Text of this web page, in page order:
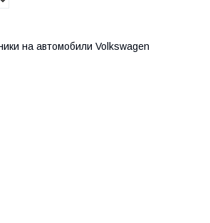
на автомобили Volkswagen